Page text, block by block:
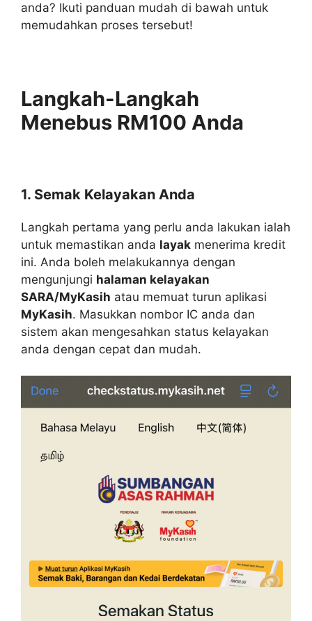
anda? Ikuti panduan mudah di bawah untuk
memudahkan proses tersebut!
Langkah-Langkah
Menebus RM100 Anda
1. Semak Kelayakan Anda
Langkah pertama yang perlu anda lakukan ialah
untuk memastikan anda layak menerima kredit
ini. Anda boleh melakukannya dengan
mengunjungi halaman kelayakan
SARA/MyKasih atau memuat turun aplikasi
MyKasih. Masukkan nombor IC anda dan
sistem akan mengesahkan status kelayakan
anda dengan cepat dan mudah.